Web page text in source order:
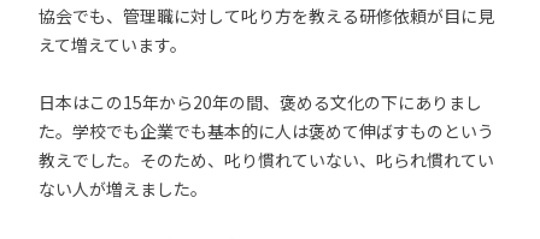
協会でも、管理職に対して叱り方を教える研修依頼が目に見
えて増えています。
日本はこの15年から20年の間、褒める文化の下にありまし
た。学校でも企業でも基本的に人は褒めて伸ばすものという
教えでした。そのため、叱り慣れていない、叱られ慣れてい
ない人が増えました。